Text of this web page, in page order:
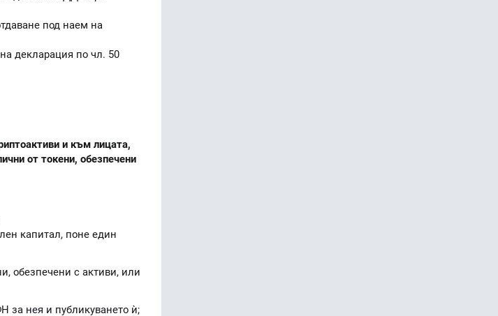
под наем на
декларация по чл. 50
и към лицата,
от токени, обезпечени
капитал, поне един
обезпечени с активи, или
за нея и публикуването ѝ;